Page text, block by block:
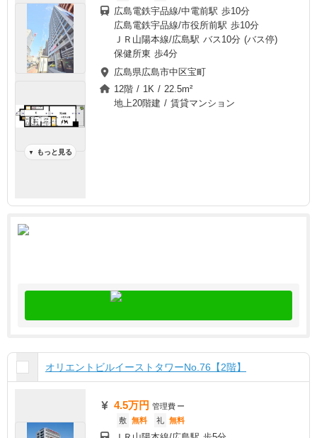
▼ もっと見る
広島電鉄宇品線/中電前駅 歩10分
広島電鉄宇品線/市役所前駅 歩10分
ＪＲ山陽本線/広島駅 バス10分 (バス停)
保健所東 歩4分
広島県広島市中区宝町
12階 / 1K / 22.5m²
地上20階建 / 賃貸マンション
オリエントビルイーストタワーNo.76【2階】
4.5万円 管理費 ー
敷 無料 礼 無料